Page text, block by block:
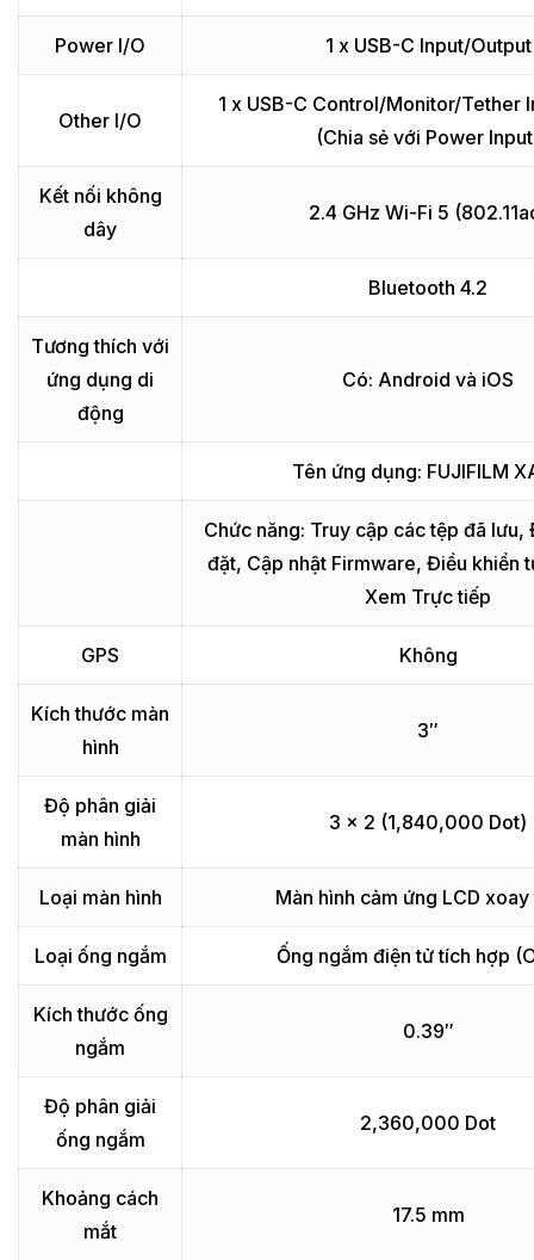
Power I/O 1 x USB-C Input/Output
Other I/O
1 x USB-C Control/Monitor/Tether
(Chia sẻ với Power
Kết nối không
dây
2.4 GHz Wi-Fi 5
Bluetooth 4.2
Tương thích với
ứng dụng di
động
Có: Android và iOS
Tên ứng dụng: FUJIFILM
Chức năng: Truy cập các tệp đã lưu,
đặt, Cập nhật Firmware, Điều khiển
Xem Trực tiếp
GPS Không
Kích thước màn
hình
3″
Độ phân giải
màn hình
3 x 2 (1,840,000 Dot)
Loại màn hình Màn hình cảm ứng LCD
Loại ống ngắm Ống ngắm điện tử tích hợp
Kích thước ống
ngắm
0.39″
Độ phân giải
ống ngắm
2,360,000 Dot
Khoảng cách
mắt
17.5 mm